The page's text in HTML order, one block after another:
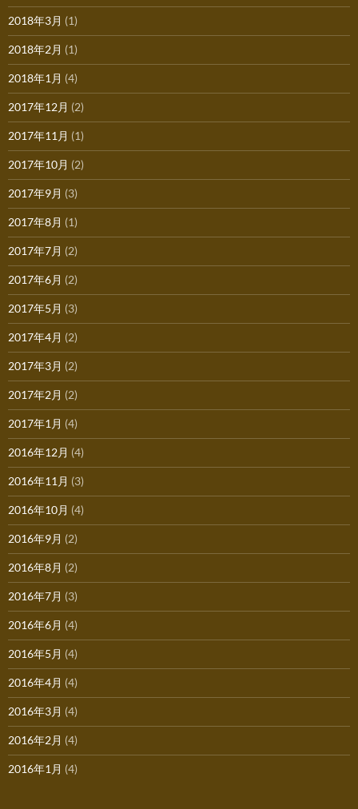
2018年3月 (1)
2018年2月 (1)
2018年1月 (4)
2017年12月 (2)
2017年11月 (1)
2017年10月 (2)
2017年9月 (3)
2017年8月 (1)
2017年7月 (2)
2017年6月 (2)
2017年5月 (3)
2017年4月 (2)
2017年3月 (2)
2017年2月 (2)
2017年1月 (4)
2016年12月 (4)
2016年11月 (3)
2016年10月 (4)
2016年9月 (2)
2016年8月 (2)
2016年7月 (3)
2016年6月 (4)
2016年5月 (4)
2016年4月 (4)
2016年3月 (4)
2016年2月 (4)
2016年1月 (4)